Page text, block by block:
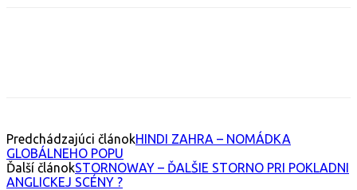
Predchádzajúci článokHINDI ZAHRA – NOMÁDKA
GLOBÁLNEHO POPU
Ďalší článokSTORNOWAY – ĎALŠIE STORNO PRI POKLADNI
ANGLICKEJ SCÉNY ?